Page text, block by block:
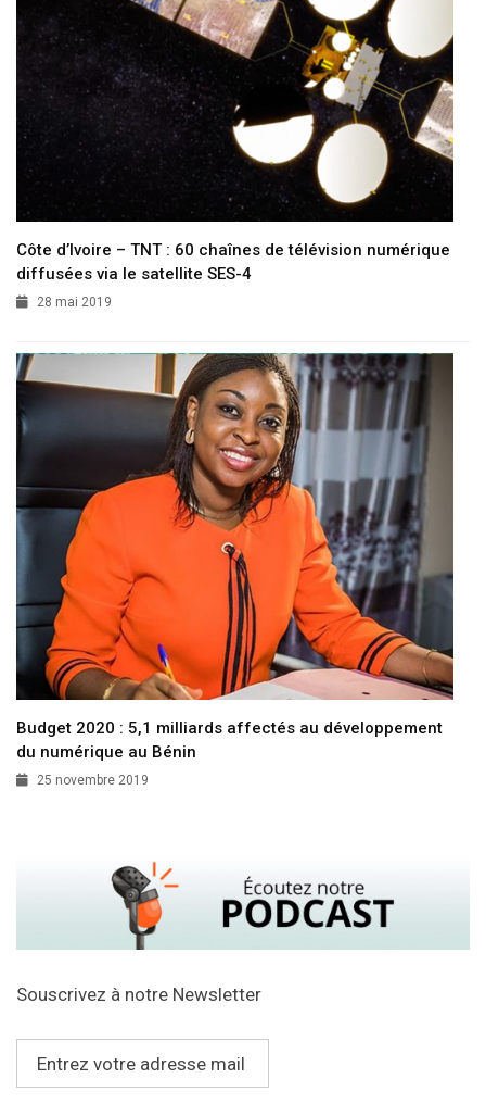
Côte d’Ivoire – TNT : 60 chaînes de télévision numérique
diffusées via le satellite SES-4
28 mai 2019
Budget 2020 : 5,1 milliards affectés au développement
du numérique au Bénin
25 novembre 2019
Souscrivez à notre Newsletter